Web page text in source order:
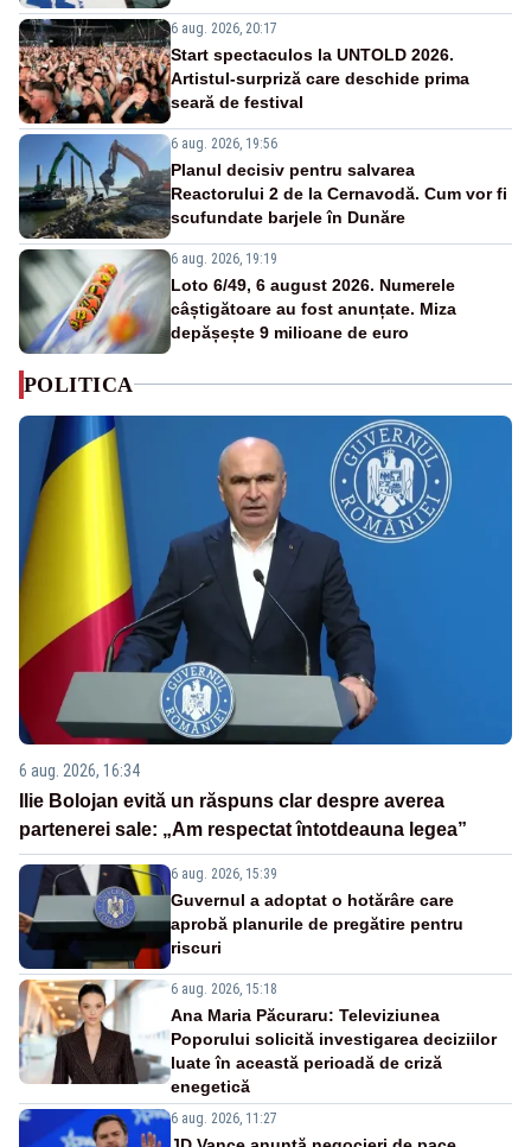
6 aug. 2026, 20:17
Start spectaculos la UNTOLD 2026.
Artistul-surpriză care deschide prima
seară de festival
6 aug. 2026, 19:56
Planul decisiv pentru salvarea
Reactorului 2 de la Cernavodă. Cum vor fi
scufundate barjele în Dunăre
6 aug. 2026, 19:19
Loto 6/49, 6 august 2026. Numerele
câștigătoare au fost anunțate. Miza
depășește 9 milioane de euro
POLITICA
6 aug. 2026, 16:34
Ilie Bolojan evită un răspuns clar despre averea
partenerei sale: „Am respectat întotdeauna legea”
6 aug. 2026, 15:39
Guvernul a adoptat o hotărâre care
aprobă planurile de pregătire pentru
riscuri
6 aug. 2026, 15:18
Ana Maria Păcuraru: Televiziunea
Poporului solicită investigarea deciziilor
luate în această perioadă de criză
enegetică
6 aug. 2026, 11:27